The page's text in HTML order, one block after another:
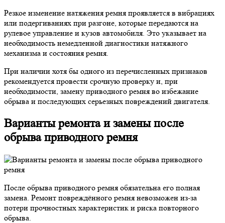
Резкое изменение натяжения ремня проявляется в вибрациях
или подергиваниях при разгоне, которые передаются на
рулевое управление и кузов автомобиля. Это указывает на
необходимость немедленной диагностики натяжного
механизма и состояния ремня.
При наличии хотя бы одного из перечисленных признаков
рекомендуется провести срочную проверку и, при
необходимости, замену приводного ремня во избежание
обрыва и последующих серьезных повреждений двигателя.
Варианты ремонта и замены после
обрыва приводного ремня
После обрыва приводного ремня обязательна его полная
замена. Ремонт повреждённого ремня невозможен из-за
потери прочностных характеристик и риска повторного
обрыва.